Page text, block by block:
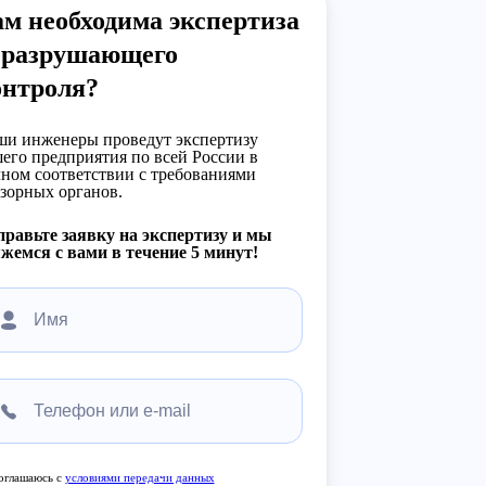
необходима экспертиза
инженеры проведут экспертизу
предприятия по всей России в
соответствии с требованиями
органов.
заявку на экспертизу и мы
с вами в течение 5 минут!
с условиями передачи данных